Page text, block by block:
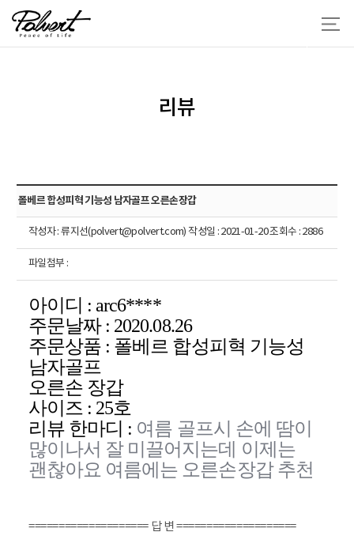
리뷰
폴베르 합성피혁 기능성 남자골프 오른손장갑
작성자 : 류지선(polvert@polvert.com) 작성일 : 2021-01-20 조회수 : 2886
파일첨부 :
아이디 : arc6****
주문날짜 : 2020.08.26
주문상품 : 폴베르 합성피혁 기능성
남자골프
오른손 장갑
사이즈 : 25호
리뷰 한마디 : 여름 골프시 손에 땀이
많이나서 잘 미끌어지는데 이제는
괜찮아요 여름에는 오른손장갑 추천
==================== 답 변 ====================